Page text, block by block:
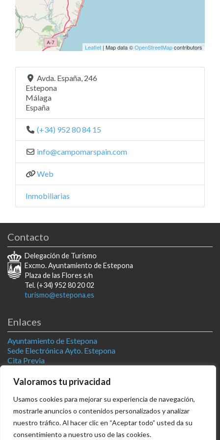
Valoramos tu privacidad
Usamos cookies para mejorar su experiencia de navegación,
mostrarle anuncios o contenidos personalizados y analizar
nuestro tráfico. Al hacer clic en “Aceptar todo” usted da su
consentimiento a nuestro uso de las cookies.
Leaflet | Map data ©OpenStreetMapcontributors
Avda. España, 246
Estepona
Málaga
España
(+34) 952 80 84 15
info@campomarspain.com
Web
Inmobiliarias
Contacto
Delegación de Turismo
Excmo. Ayuntamiento de Estepona
Plaza de las Flores s/n
Tel. (+34) 952 80 20 02
turismo@estepona.es
Enlaces
Ayuntamiento de Estepona
Sede Electrónica Ayto. Estepona
Cita Previa
Televisión Estepona
Síguenos
facebook
x youtubeinstagram
Lugares Accesibles